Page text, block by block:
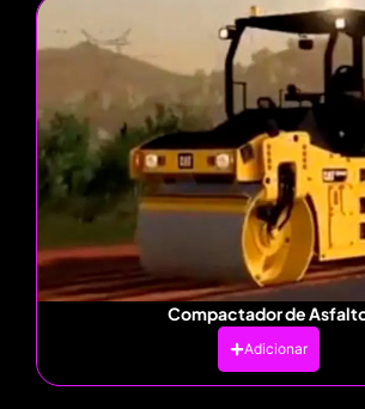
Compactador de
Adicionar